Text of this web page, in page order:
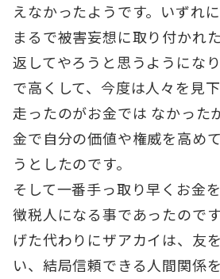
えなかったようです。いずれ
まるで被害妄想に取り付かれ
返してやろうと思うようにな
で高くして、今度は人々を見下
走ったのがお金では なかった
金で自分の価値や権威を高め
うとしたのです。
そして一番手っ取り早くお金
徴税人になる事であったので
げた代わりにザアカイは、友
い、結局信頼できる人間関係